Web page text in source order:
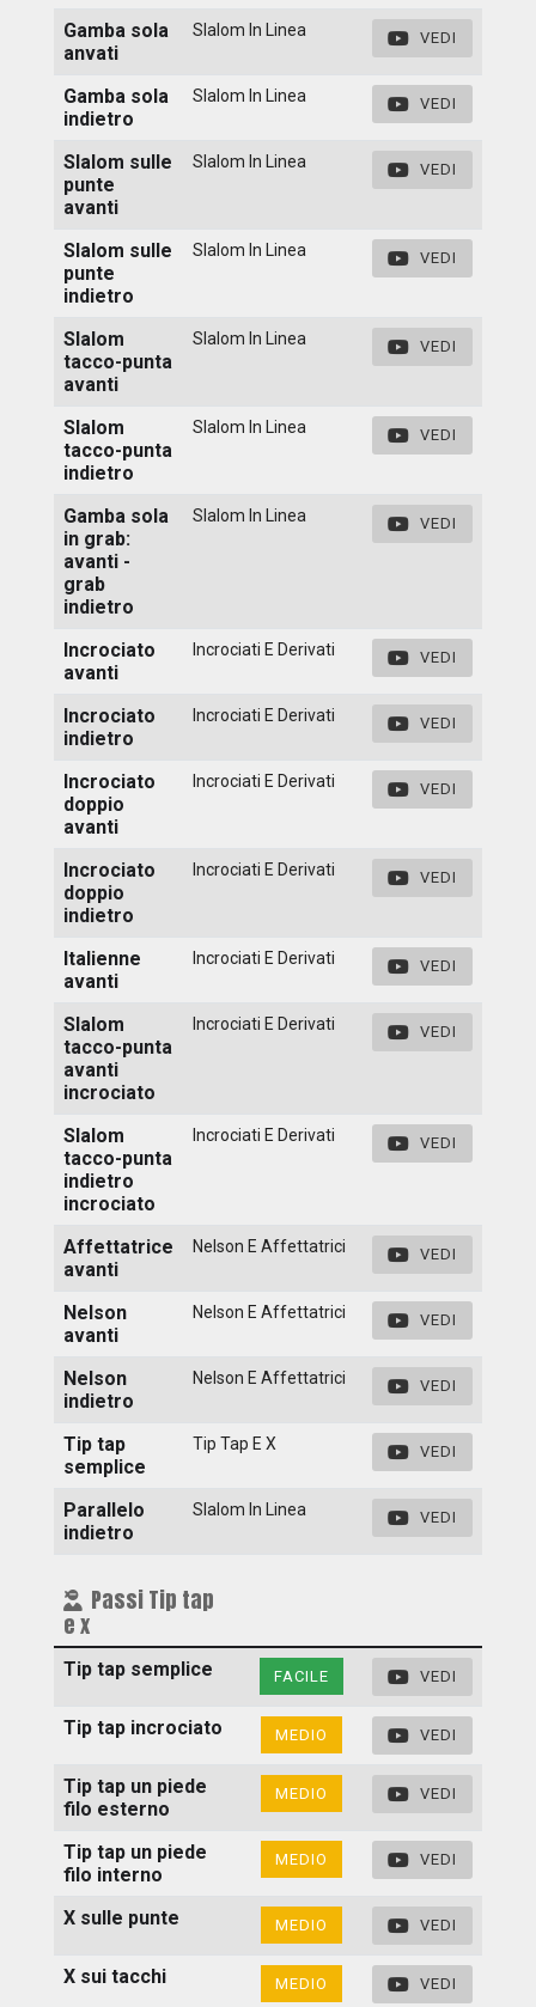
Gamba sola
anvati
Slalom In Linea VEDI
Gamba sola
indietro
Slalom In Linea VEDI
Slalom sulle
punte
avanti
Slalom In Linea VEDI
Slalom sulle
punte
indietro
Slalom In Linea VEDI
Slalom
tacco-punta
avanti
Slalom In Linea VEDI
Slalom
tacco-punta
indietro
Slalom In Linea VEDI
Gamba sola
in grab:
avanti -
grab
indietro
Slalom In Linea VEDI
Incrociato
avanti
Incrociati E Derivati VEDI
Incrociato
indietro
Incrociati E Derivati VEDI
Incrociato
doppio
avanti
Incrociati E Derivati VEDI
Incrociato
doppio
indietro
Incrociati E Derivati VEDI
Italienne
avanti
Incrociati E Derivati VEDI
Slalom
tacco-punta
avanti
incrociato
Incrociati E Derivati VEDI
Slalom
tacco-punta
indietro
incrociato
Incrociati E Derivati VEDI
Affettatrice
avanti
Nelson E Affettatrici VEDI
Nelson
avanti
Nelson E Affettatrici VEDI
Nelson
indietro
Nelson E Affettatrici VEDI
Tip tap
semplice
Tip Tap E X VEDI
Parallelo
indietro
Slalom In Linea VEDI
Passi Tip tap
e x
Tip tap semplice FACILE VEDI
Tip tap incrociato MEDIO VEDI
Tip tap un piede
filo esterno
MEDIO VEDI
Tip tap un piede
filo interno
MEDIO VEDI
X sulle punte MEDIO VEDI
X sui tacchi MEDIO VEDI